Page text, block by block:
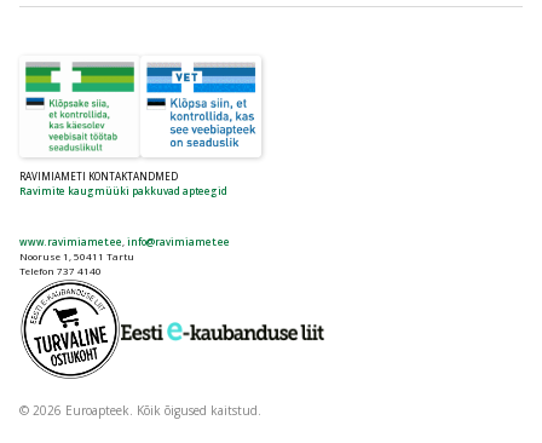
RAVIMIAMETI KONTAKTANDMED
Ravimite kaugmüüki pakkuvad apteegid
www.ravimiamet.ee info@ravimiamet.ee
Nooruse 1, 50411 Tartu
Telefon 737 4140
© 2026 Euroapteek. Kõik õigused kaitstud.